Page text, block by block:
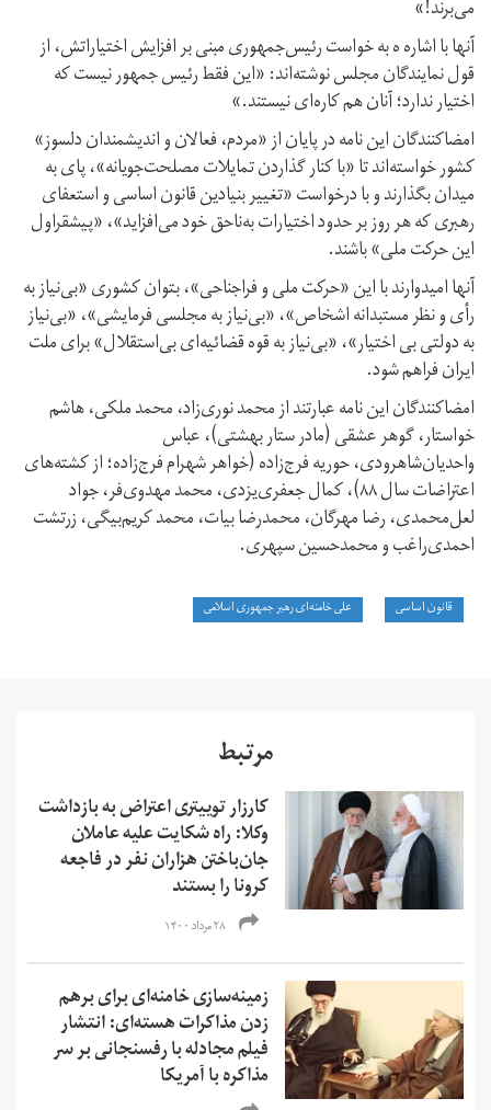
می‌برند!»
آنها با اشاره ه به خواست رئیس‌جمهوری مبنی بر افزایش اختیاراتش، از
قول نمایندگان مجلس نوشته‌اند: «این فقط رئیس جمهور نیست که
اختیار ندارد؛ آنان هم کاره‌ای نیستند.»
امضاکنندگان این نامه در پایان از «مردم، فعالان و اندیشمندان دلسوز»
کشور خواسته‌اند تا «با کنار گذاردن تمایلات مصلحت‌جویانه‌»، پای به
میدان بگذارند و با درخواست «تغییر بنیادین قانون اساسی و استعفای
رهبری که هر روز بر حدود اختیارات به‌ناحق خود می‌افزاید»، «پیشقراول
این حرکت ملی» باشند.
آنها امیدوارند با این «حرکت ملی و فراجناحی‌»، بتوان کشوری «بی‌نیاز به
رأی و نظر مستبدانه اشخاص»، «بی‌نیاز به مجلسی فرمایشی»، «بی‌نیاز
به دولتی بی اختیار»، «بی‌نیاز به قوه قضائیه‌ای بی‌استقلال» برای ملت
ایران فراهم شود.
امضاکنندگان این نامه عبارتند از محمد نوری‌زاد، محمد ملکی، هاشم
خواستار، گوهر عشقی (مادر ستار بهشتی)، عباس
واحدیان‌شاهرودی، حوریه فرج‌زاده (خواهر شهرام فرج‌زاده؛ از کشته‌های
اعتراضات سال ۸۸)، کمال جعفری‌یزدی، محمد مهدوی‌فر، جواد
لعل‌محمدی، رضا مهرگان، محمدرضا بیات، محمد کریم‌بیگی، زرتشت
احمدی‌راغب و محمدحسین سپهری.
قانون اساسی علی خامنه‌ای رهبر جمهوری اسلامی
مرتبط
کارزار توییتری اعتراض به بازداشت
وکلا: راه شکایت علیه عاملان
جان‌باختن هزاران نفر در فاجعه
کرونا را بستند
۲۸ مرداد ۱۴۰۰
زمینه‌سازی خامنه‌ای برای برهم
زدن مذاکرات هسته‌ای: انتشار
فیلم مجادله با رفسنجانی بر سر
مذاکره با آمریکا